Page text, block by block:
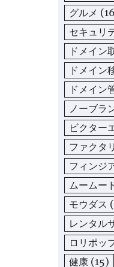
グルメ
セキュリ
ドメイン
ドメイン
ドメイン
ノーブラ
ビクター
ファクタ
フィンジ
ムームー
モウダス
レンタル
ロリポッ
健康 (15)